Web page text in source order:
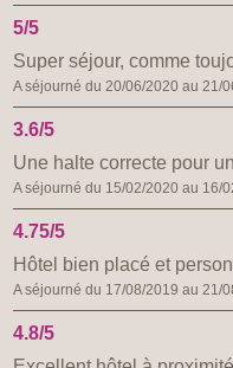
5/5
Super séjour, comme
A séjourné du 20/06/2020 au 21/
3.6/5
Une halte correcte pour
A séjourné du 15/02/2020 au 16/
4.75/5
Hôtel bien placé et
A séjourné du 17/08/2019 au 21/
4.8/5